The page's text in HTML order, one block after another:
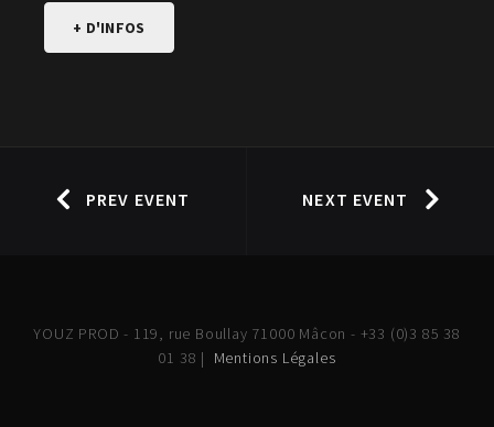
+ D'INFOS
PREV EVENT NEXT EVENT
YOUZ PROD - 119, rue Boullay 71000 Mâcon - +33 (0)3 85 38
01 38 | Mentions Légales